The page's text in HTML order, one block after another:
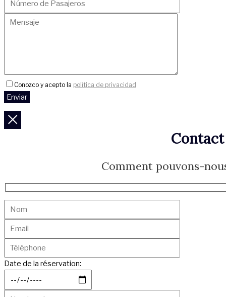
Conozco y acepto la política de privacidad
Contact
Comment pouvons-
Date de la réservation: